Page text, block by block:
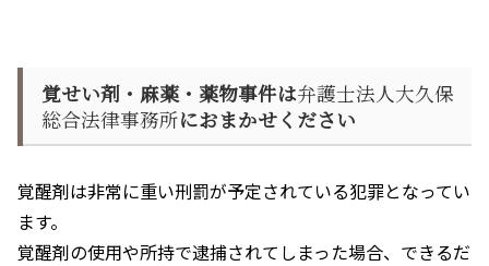
覚せい剤・麻薬・薬物事件は弁護士法人大久保
総合法律事務所におまかせください
覚醒剤は非常に重い刑罰が予定されている犯罪となってい
ます。
覚醒剤の使用や所持で逮捕されてしまった場合、できるだ